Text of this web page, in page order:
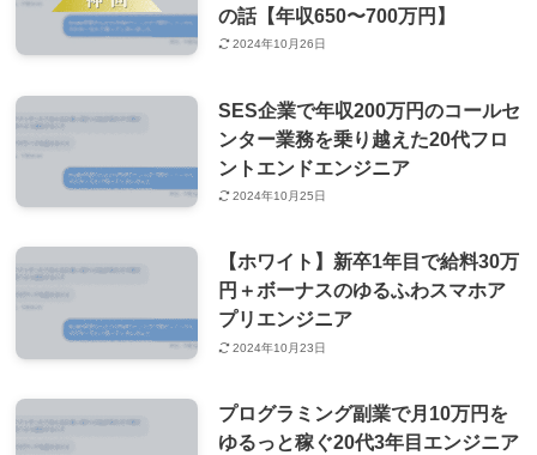
の話【年収650〜700万円】
2024年10月26日
SES企業で年収200万円のコールセ
ンター業務を乗り越えた20代フロ
ントエンドエンジニア
2024年10月25日
【ホワイト】新卒1年目で給料30万
円＋ボーナスのゆるふわスマホア
プリエンジニア
2024年10月23日
プログラミング副業で月10万円を
ゆるっと稼ぐ20代3年目エンジニア